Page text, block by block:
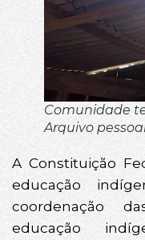
Comunidade
Arquivo
A Constituição
educação
coordenação
educação